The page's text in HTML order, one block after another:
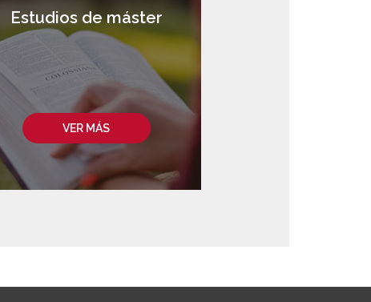
VER MÁS
Estudios de máster